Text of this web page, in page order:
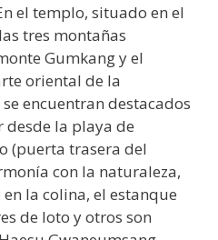
el templo, situado en el
tres montañas
Gumkang y el
oriental de la
encuentran destacados
desde la playa de
(puerta trasera del
con la naturaleza,
la colina, el estanque
de loto y otros son